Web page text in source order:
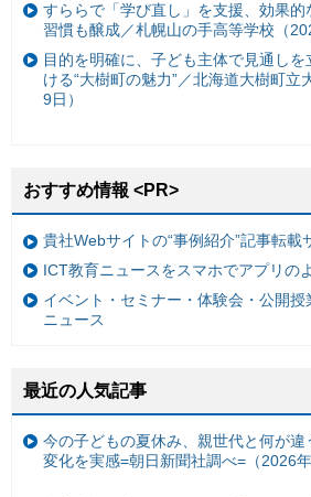
すららで「学び直し」を支援、効果
習慣も醸成／札幌山の手高等学校（
目的を明確に、子ども主体で見通し
ける“大樹町の魅力”／北海道大樹町立
9日）
おすすめ情報 <PR>
貴社Webサイトの“事例紹介”記事転載
ICT教育ニュースをスマホでアプリの
イベント・セミナー・体験会・公開
ニュース
最近の人気記事
今の子どもの夏休み、親世代と何が
変化を実感=朝日新聞社調べ=（2026年